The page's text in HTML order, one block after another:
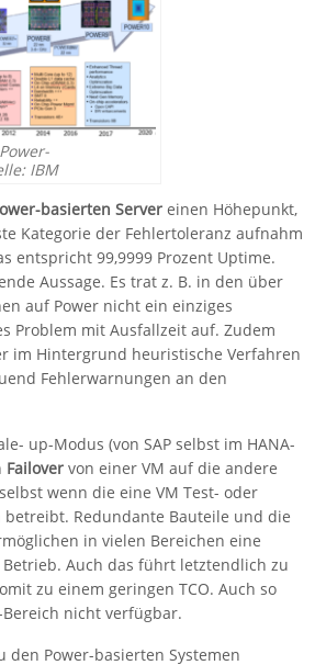
IBM
basierten Server einen Höhepunkt,
Kategorie der Fehlertoleranz aufnahm
entspricht 99,9999 Prozent Uptime.
Aussage. Es trat z. B. in den über
auf Power nicht ein einziges
Problem mit Ausfallzeit auf. Zudem
im Hintergrund heuristische Verfahren
Fehlerwarnungen an den
up-Modus (von SAP selbst im HANA-
Failover von einer VM auf die andere
wenn die eine VM Test- oder
betreibt. Redundante Bauteile und die
in vielen Bereichen eine
Auch das führt letztendlich zu
zu einem geringen TCO. Auch so
nicht verfügbar.
den Power-basierten Systemen